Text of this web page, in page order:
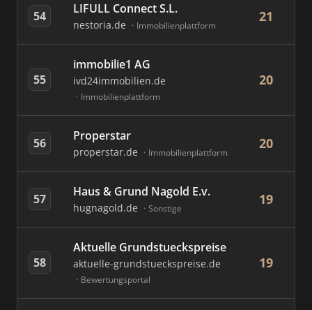
54 LIFULL Connect S.L.
nestoria.de Immobilienplattform
21
55
immobilie1 AG
ivd24immobilien.de
Immobilienplattform
20
56 Properstar
properstar.de Immobilienplattform
20
57 Haus & Grund Nagold E.v.
hugnagold.de Sonstige
19
58
Aktuelle Grundstueckspreise
aktuelle-grundstueckspreise.de
Bewertungsportal
19